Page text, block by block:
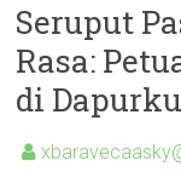
Seruput
Rasa:
di Dapurku